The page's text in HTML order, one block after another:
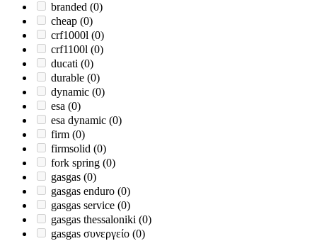
branded (0)
cheap (0)
crf1000l (0)
crf1100l (0)
ducati (0)
durable (0)
dynamic (0)
esa (0)
esa dynamic (0)
firm (0)
firmsolid (0)
fork spring (0)
gasgas (0)
gasgas enduro (0)
gasgas service (0)
gasgas thessaloniki (0)
gasgas συνεργείο (0)